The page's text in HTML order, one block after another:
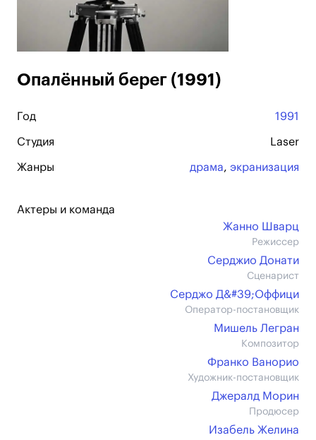
Опалённый берег (1991)
Год 1991
Студия Laser
Жанры драма, экранизация
Актеры и команда
Жанно Шварц
Режиссер
Серджио Донати
Сценарист
Серджо Д&#39;Оффици
Оператор-постановщик
Мишель Легран
Композитор
Франко Ванорио
Художник-постановщик
Джералд Морин
Продюсер
Изабель Желина